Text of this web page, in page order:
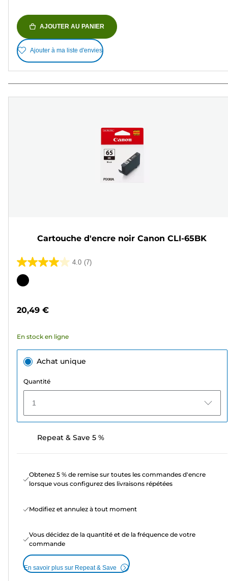
AJOUTER AU PANIER
Ajouter à ma liste d'envies
Cartouche d'encre noir Canon CLI-65BK
4.0 (7)
4.0
sur
Cartouche
20,49 €
En stock en ligne
Achat unique
Quantité
1
Repeat & Save 5 %
Obtenez 5 % de remise sur toutes les commandes d'encre
lorsque vous configurez des livraisons répétées
Modifiez et annulez à tout moment
Vous décidez de la quantité et de la fréquence de votre
commande
En savoir plus sur Repeat & Save